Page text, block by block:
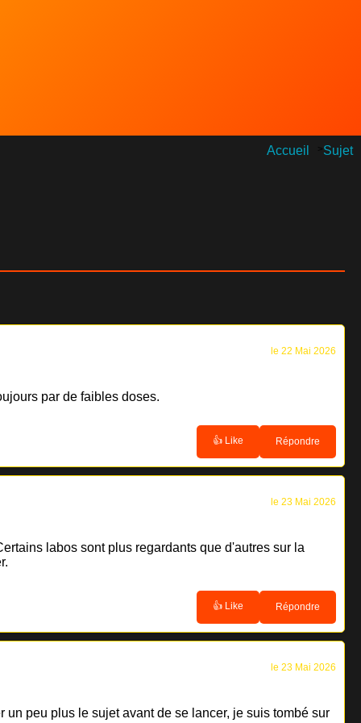
Accueil Sujet
le 22 Mai 2026
par de faibles doses.
👍 Like Répondre
le 23 Mai 2026
labos sont plus regardants que d'autres sur la
👍 Like Répondre
le 23 Mai 2026
peu plus le sujet avant de se lancer, je suis tombé sur